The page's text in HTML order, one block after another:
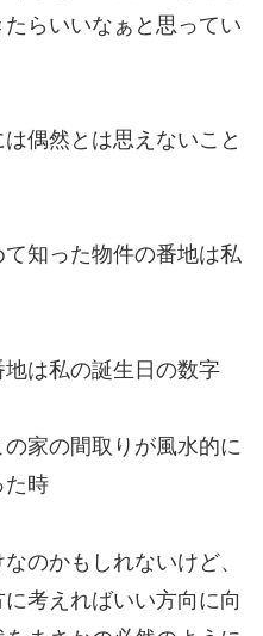
らいいなぁと思ってい
偶然とは思えないこと
知った物件の番地は私
は私の誕生日の数字
家の間取りが風水的に
た時
のかもしれないけど、
考えればいい方向に向